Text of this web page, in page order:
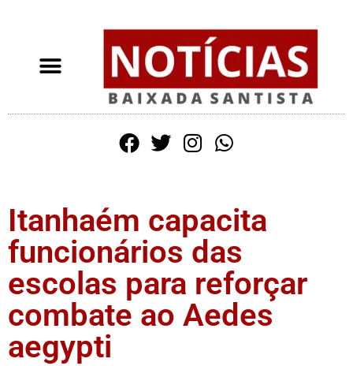
Itanhaém capacita
funcionários das
escolas para reforçar
combate ao Aedes
aegypti